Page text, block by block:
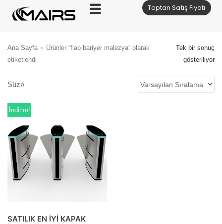
İçeriğe
geç
Toptan Satış Fiyatı
Ana Sayfa » Ürünler “flap bariyer malezya” olarak
etiketlendi
Tek bir sonuç
gösteriliyor
Süz»
İndirim!
SATILIK EN İYİ KAPAK